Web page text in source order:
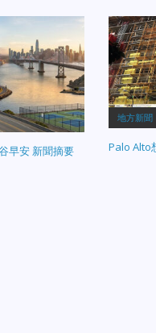
早安 新聞摘要
地方新聞
Palo Alto